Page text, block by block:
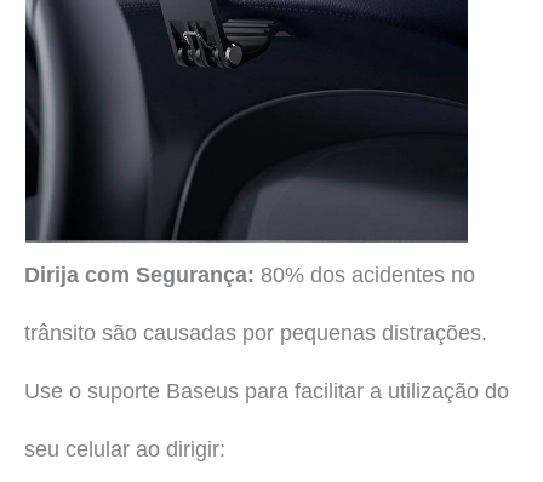
Dirija com Segurança: 80% dos acidentes no
trânsito são causadas por pequenas distrações.
Use o suporte Baseus para facilitar a utilização do
seu celular ao dirigir: